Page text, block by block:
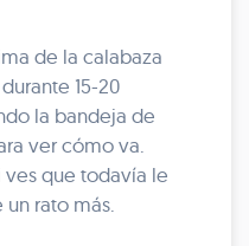
de la calabaza
15-20
la bandeja de
ver cómo va.
ves que todavía le
rato más.